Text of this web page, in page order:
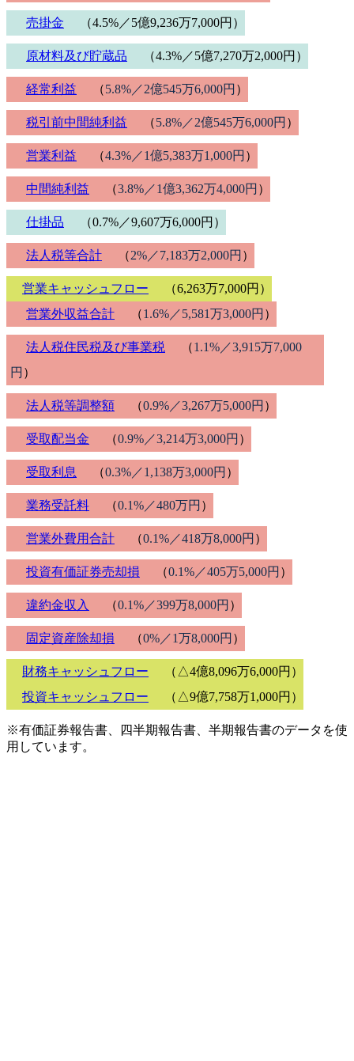
売掛金 （4.5%／5億9,236万7,000円）
原材料及び貯蔵品 （4.3%／5億7,270万2,000円）
経常利益 （5.8%／2億545万6,000円 ）
税引前中間純利益 （5.8%／2億545万6,000円 ）
営業利益 （4.3%／1億5,383万1,000円 ）
中間純利益 （3.8%／1億3,362万4,000円 ）
仕掛品 （0.7%／9,607万6,000円）
法人税等合計 （2%／7,183万2,000円 ）
営業キャッシュフロー
（6,263万7,000円）
営業外収益合計
（1.6%／5,581万3,000円 ）
法人税住民税及び事業税 （1.1%／3,915万7,000
円 ）
法人税等調整額 （0.9%／3,267万5,000円 ）
受取配当金 （0.9%／3,214万3,000円 ）
受取利息 （0.3%／1,138万3,000円 ）
業務受託料 （0.1%／480万円 ）
営業外費用合計 （0.1%／418万8,000円 ）
投資有価証券売却損 （0.1%／405万5,000円 ）
違約金収入 （0.1%／399万8,000円 ）
固定資産除却損 （0%／1万8,000円 ）
財務キャッシュフロー
（△4億8,096万6,000円）
投資キャッシュフロー
（△9億7,758万1,000円）
※有価証券報告書、四半期報告書、半期報告書のデータを使
用しています。